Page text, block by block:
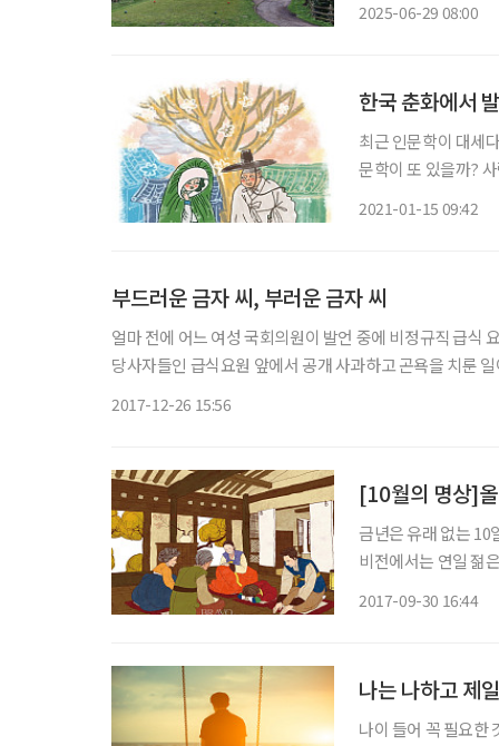
2025-06-29 08:00
한국 춘화에서
최근 인문학이 대세
문학이 또 있을까?
2021-01-15 09:42
부드러운 금자 씨, 부러운 금자 씨
얼마 전에 어느 여성 국회의원이 발언 중에 비정규직 급식
당사자들인 급식요원 앞에서 공개 사과하고 곤욕을 치룬 일이 있었다. 옛날 우리 모두가 못 살던 시절, 서울의 웬만한 중산층 가정이
2017-12-26 15:56
[10월의 명상]
금년은 유래 없는 10
비전에서는 연일 젊
2017-09-30 16:44
나는 나하고 제
나이 들어 꼭 필요한